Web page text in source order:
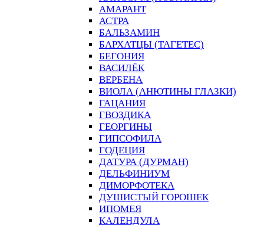
АМАРАНТ
АСТРА
БАЛЬЗАМИН
БАРХАТЦЫ (ТАГЕТЕС)
БЕГОНИЯ
ВАСИЛЁК
ВЕРБЕНА
ВИОЛА (АНЮТИНЫ ГЛАЗКИ)
ГАЦАНИЯ
ГВОЗДИКА
ГЕОРГИНЫ
ГИПСОФИЛА
ГОДЕЦИЯ
ДАТУРА (ДУРМАН)
ДЕЛЬФИНИУМ
ДИМОРФОТЕКА
ДУШИСТЫЙ ГОРОШЕК
ИПОМЕЯ
КАЛЕНДУЛА